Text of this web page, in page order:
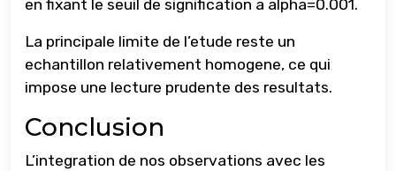
en fixant le seuil de signification a alpha=0.001.
La principale limite de l’etude reste un
echantillon relativement homogene, ce qui
impose une lecture prudente des resultats.
Conclusion
L’integration de nos observations avec les